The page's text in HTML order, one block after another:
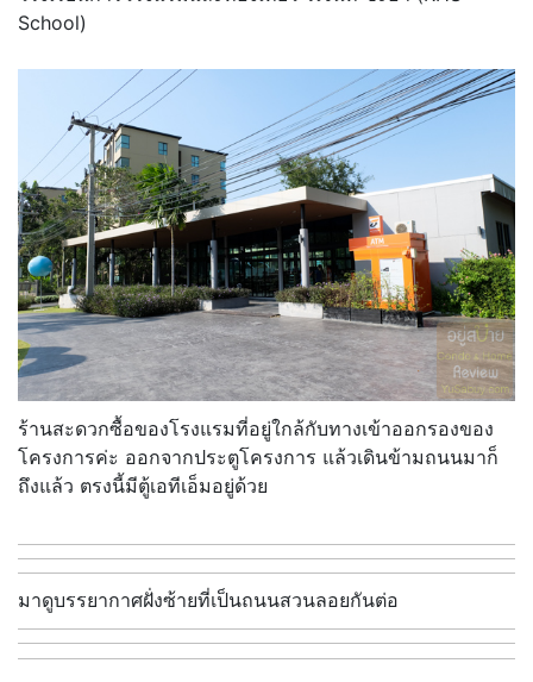
School)
ร้านสะดวกซื้อของโรงแรมที่อยู่ใกล้กับทางเข้าออกรองของ
โครงการค่ะ ออกจากประตูโครงการ แล้วเดินข้ามถนนมาก็
ถึงแล้ว ตรงนี้มีตู้เอทีเอ็มอยู่ด้วย
มาดูบรรยากาศฝั่งซ้ายที่เป็นถนนสวนลอยกันต่อ